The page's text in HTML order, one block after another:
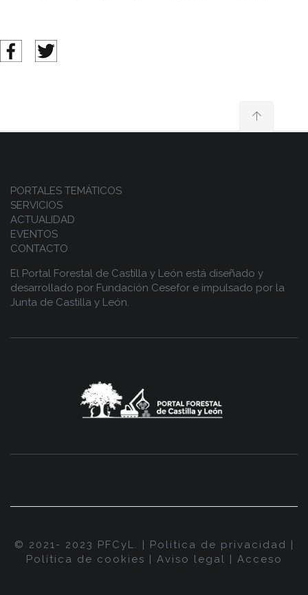
PORTALES TEMÁTICOS
SERVICIOS
ACTUALIDAD
EVENTOS
CONTACTO
El Portal Forestal de Castilla y León está diseñado y
desarrollado por Fundación Cesefor e impulsado por la
Junta de Castilla y León.
© 2021- 2023 PFCyL. | Política de privacidad |
Política de cookies | Aviso legal | Acceso